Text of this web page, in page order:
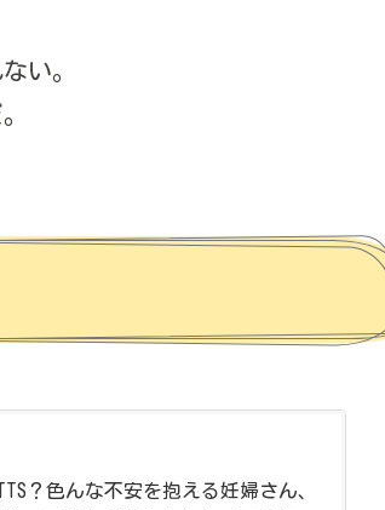
い。
？色んな不安を抱える妊婦さん、